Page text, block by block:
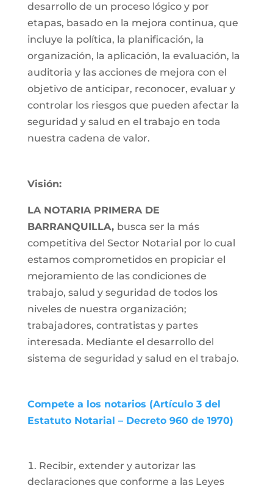
desarrollo de un proceso lógico y por
etapas, basado en la mejora continua, que
incluye la política, la planificación, la
organización, la aplicación, la evaluación, la
auditoria y las acciones de mejora con el
objetivo de anticipar, reconocer, evaluar y
controlar los riesgos que pueden afectar la
seguridad y salud en el trabajo en toda
nuestra cadena de valor.
Visión:
LA NOTARIA PRIMERA DE
BARRANQUILLA, busca ser la más
competitiva del Sector Notarial por lo cual
estamos comprometidos en propiciar el
mejoramiento de las condiciones de
trabajo, salud y seguridad de todos los
niveles de nuestra organización;
trabajadores, contratistas y partes
interesada. Mediante el desarrollo del
sistema de seguridad y salud en el trabajo.
Compete a los notarios (Artículo 3 del
Estatuto Notarial – Decreto 960 de 1970)
Recibir, extender y autorizar las
declaraciones que conforme a las Leyes